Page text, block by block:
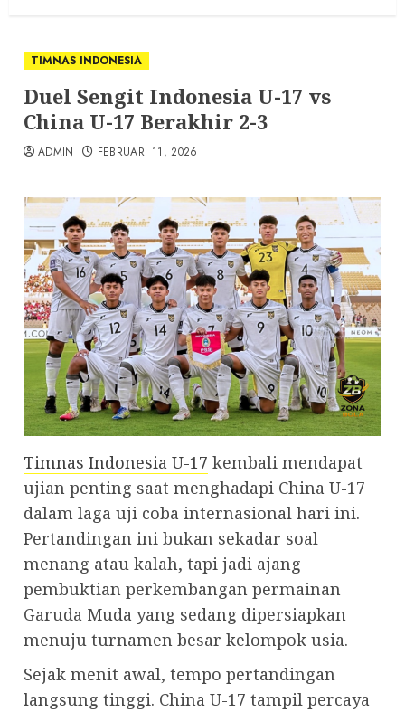
TIMNAS INDONESIA
Duel Sengit Indonesia U-17 vs
China U-17 Berakhir 2-3
ADMIN FEBRUARI 11, 2026
Timnas Indonesia U-17 kembali mendapat
ujian penting saat menghadapi China U-17
dalam laga uji coba internasional hari ini.
Pertandingan ini bukan sekadar soal
menang atau kalah, tapi jadi ajang
pembuktian perkembangan permainan
Garuda Muda yang sedang dipersiapkan
menuju turnamen besar kelompok usia.
Sejak menit awal, tempo pertandingan
langsung tinggi. China U-17 tampil percaya